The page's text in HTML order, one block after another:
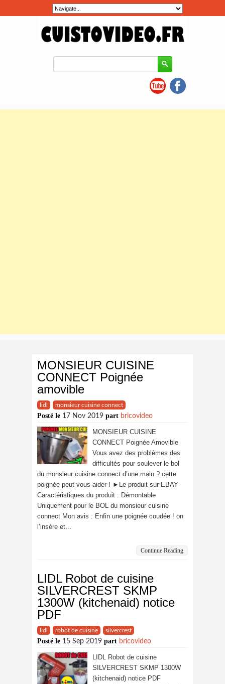
MONSIEUR CUISINE
CONNECT Poignée
amovible
lidl monsieur cuisine connect
Posté le 17 Nov 2019 part bricovideo
MONSIEUR CUISINE
CONNECT Poignée Amovible
Vous avez des problèmes des
difficultés pour soulever le bol
du monsieur cuisine connect d’une main ? cette
poignée peut vous aider ! ►Le produit sur EBAY
Caractéristiques du produit : Démontable
Uniquement pour le BOL du monsieur cuisine
connect Mon avis : Enfin une poignée coudée ! on
l’insère et...
Continue Reading
LIDL Robot de cuisine
SILVERCREST SKMP
1300W (kitchenaid) notice
PDF
lidl robot de cuisine silvercrest
Posté le 15 Sep 2019 part bricovideo
LIDL Robot de cuisine
SILVERCREST SKMP 1300W
(kitchenaid) notice PDF